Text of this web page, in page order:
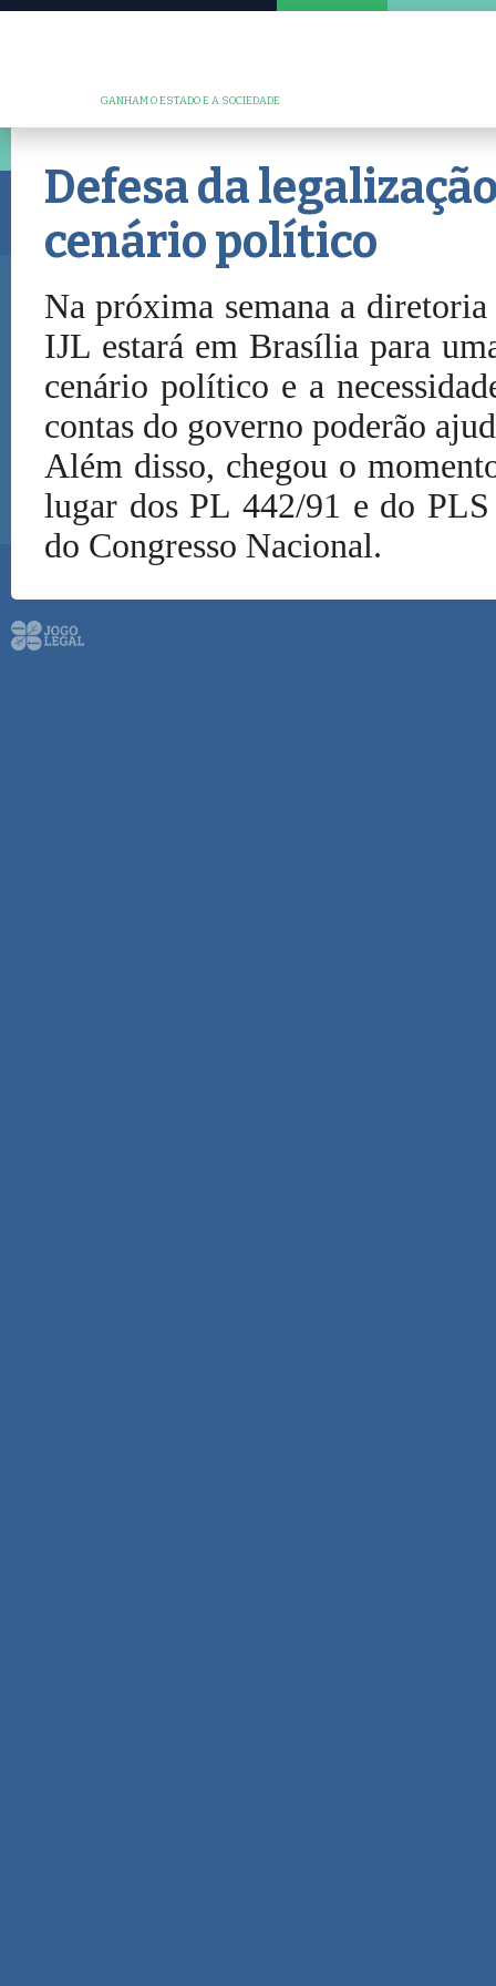
GANHAM O ESTADO E A SOCIEDADE
Defesa da
cenário político
Na próxima semana a
IJL estará em Brasília para
cenário político e a
contas do governo poderão
Além disso, chegou o
lugar dos PL 442/91 e do
do Congresso Nacional.